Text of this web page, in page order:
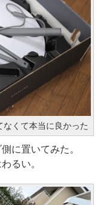
くて本当に良かった
に置いてみた。
るい。